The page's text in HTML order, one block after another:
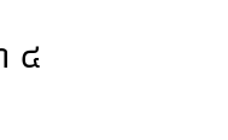
๔